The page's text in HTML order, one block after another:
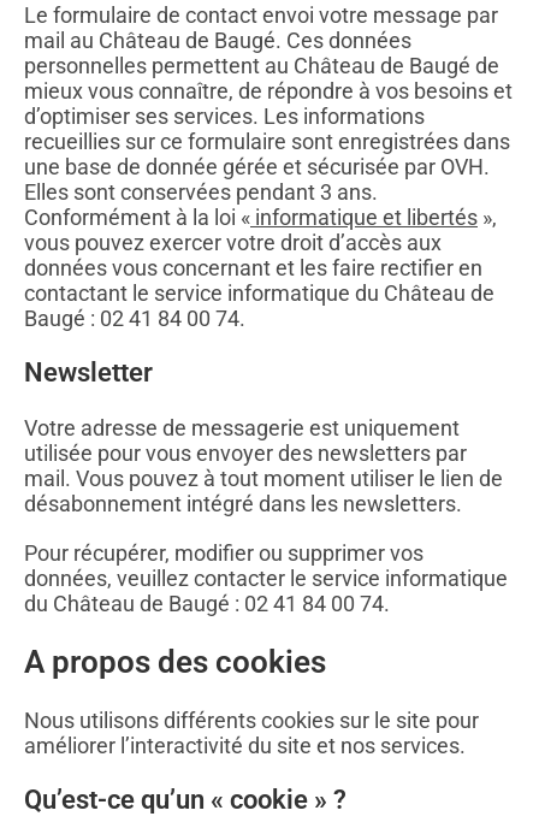
Le formulaire de contact envoi votre message par
mail au Château de Baugé. Ces données
personnelles permettent au Château de Baugé de
mieux vous connaître, de répondre à vos besoins et
d’optimiser ses services. Les informations
recueillies sur ce formulaire sont enregistrées dans
une base de donnée gérée et sécurisée par OVH.
Elles sont conservées pendant 3 ans.
Conformément à la loi « informatique et libertés »,
vous pouvez exercer votre droit d’accès aux
données vous concernant et les faire rectifier en
contactant le service informatique du Château de
Baugé : 02 41 84 00 74.
Newsletter
Votre adresse de messagerie est uniquement
utilisée pour vous envoyer des newsletters par
mail. Vous pouvez à tout moment utiliser le lien de
désabonnement intégré dans les newsletters.
Pour récupérer, modifier ou supprimer vos
données, veuillez contacter le service informatique
du Château de Baugé : 02 41 84 00 74.
A propos des cookies
Nous utilisons différents cookies sur le site pour
améliorer l’interactivité du site et nos services.
Qu’est-ce qu’un « cookie » ?